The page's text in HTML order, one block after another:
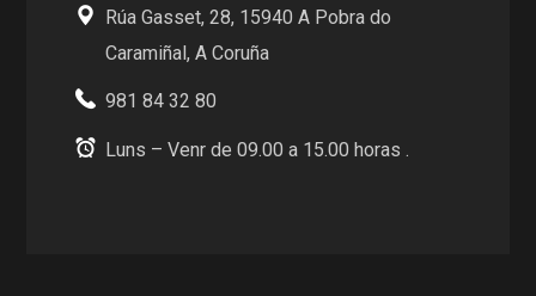
Rúa Gasset, 28, 15940 A Pobra do
Caramiñal, A Coruña
981 84 32 80
Luns – Venr de 09.00 a 15.00 horas .